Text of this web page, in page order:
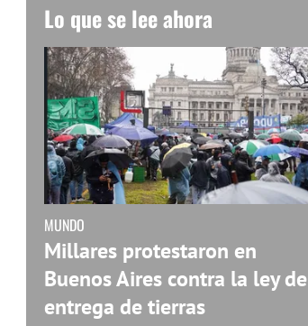
Lo que se lee ahora
MUNDO
Millares protestaron en
Buenos Aires contra la ley de
entrega de tierras